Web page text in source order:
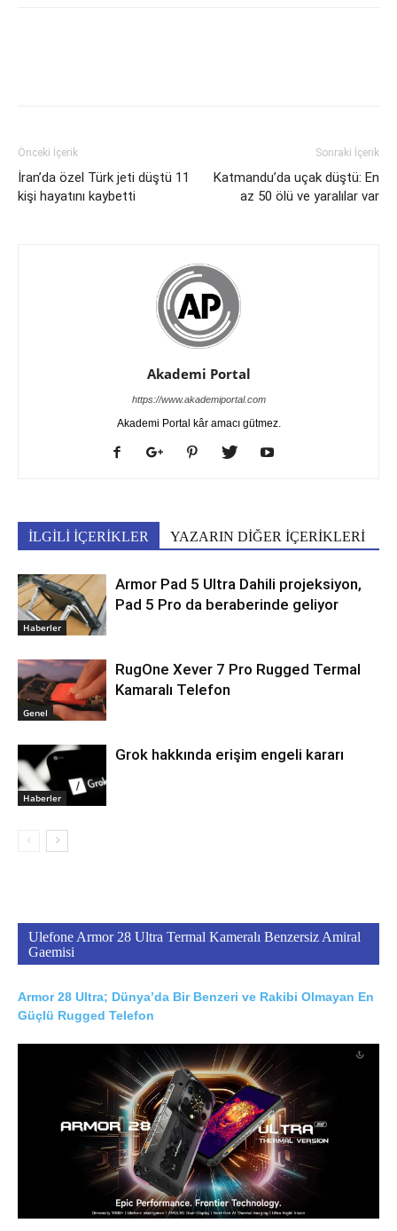
Önceki İçerik
İran’da özel Türk jeti düştü 11
kişi hayatını kaybetti
Sonraki İçerik
Katmandu’da uçak düştü: En
az 50 ölü ve yaralılar var
Akademi Portal
https://www.akademiportal.com
Akademi Portal kâr amacı gütmez.
İLGİLİ İÇERİKLER YAZARIN DİĞER İÇERİKLERİ
Haberler
Armor Pad 5 Ultra Dahili projeksiyon,
Pad 5 Pro da beraberinde geliyor
Genel
RugOne Xever 7 Pro Rugged Termal
Kamaralı Telefon
Haberler
Grok hakkında erişim engeli kararı
Ulefone Armor 28 Ultra Termal Kameralı Benzersiz Amiral
Gaemisi
Armor 28 Ultra; Dünya’da Bir Benzeri ve Rakibi Olmayan En
Güçlü Rugged Telefon